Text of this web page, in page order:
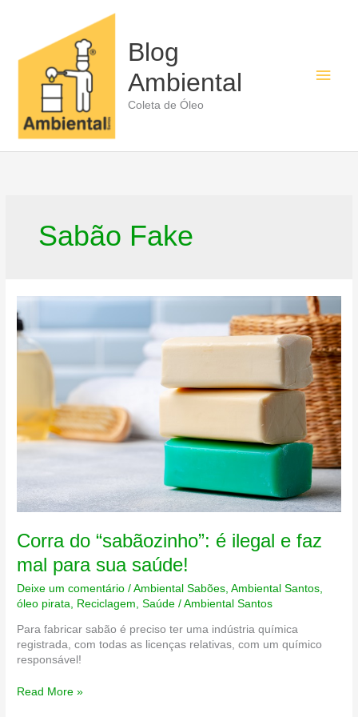
conteúdo
Blog
Ambiental
Coleta de Óleo
Sabão Fake
Corra do “sabãozinho”: é ilegal e faz
mal para sua saúde!
Deixe um comentário /Ambiental Sabões ,Ambiental Santos
óleo pirata
Reciclagem ,Saúde /Ambiental Santos
Para fabricar sabão é preciso ter uma indústria química
registrada, com todas as licenças relativas, com um químico
responsável!
Corra
Read More »